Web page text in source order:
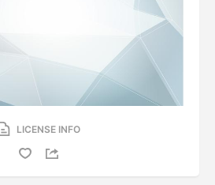
LICENSE INFO